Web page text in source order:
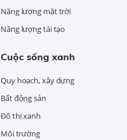
Năng lượng mặt trời
Năng lượng tái tạo
Cuộc sống xanh
Quy hoạch, xây dựng
Bất động sản
Đô thị xanh
Môi trường